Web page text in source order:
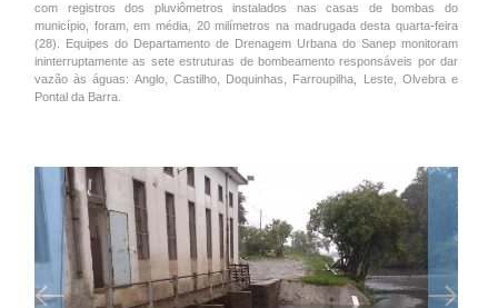
com registros dos pluviômetros instalados nas casas de bombas do
município, foram, em média, 20 milímetros na madrugada desta quarta-feira
(28). Equipes do Departamento de Drenagem Urbana do Sanep monitoram
ininterruptamente as sete estruturas de bombeamento responsáveis por dar
vazão às águas: Anglo, Castilho, Doquinhas, Farroupilha, Leste, Olvebra e
Pontal da Barra.